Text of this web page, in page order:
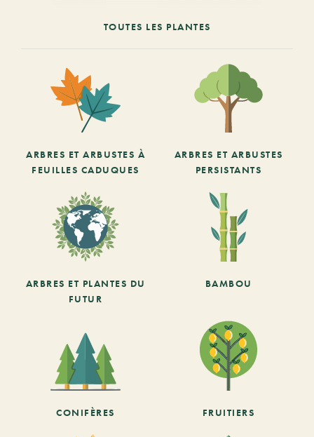
TOUTES LES PLANTES
ARBRES ET ARBUSTES À
FEUILLES CADUQUES
ARBRES ET ARBUSTES
PERSISTANTS
ARBRES ET PLANTES DU
FUTUR
BAMBOU
CONIFÈRES FRUITIERS